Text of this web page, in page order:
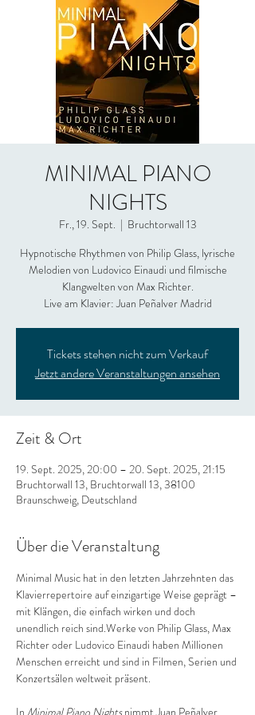
MINIMAL PIANO
NIGHTS
Fr., 19. Sept.
  |
Bruchtorwall 13
Hypnotische Rhythmen von Philip Glass, lyrische
Melodien von Ludovico Einaudi und filmische
Klangwelten von Max Richter.
Live am Klavier: Juan Peñalver Madrid
Tickets stehen nicht zum Verkauf
Jetzt andere Veranstaltungen ansehen
Zeit & Ort
19. Sept. 2025, 20:00 – 20. Sept. 2025, 21:15
Bruchtorwall 13, Bruchtorwall 13, 38100
Braunschweig, Deutschland
Über die Veranstaltung
Minimal Music hat in den letzten Jahrzehnten das
Klavierrepertoire auf einzigartige Weise geprägt –
mit Klängen, die einfach wirken und doch
unendlich reich sind.Werke von Philip Glass, Max
Richter oder Ludovico Einaudi haben Millionen
Menschen erreicht und sind in Filmen, Serien und
Konzertsälen weltweit präsent.
In Minimal Piano Nights nimmt Juan Peñalver